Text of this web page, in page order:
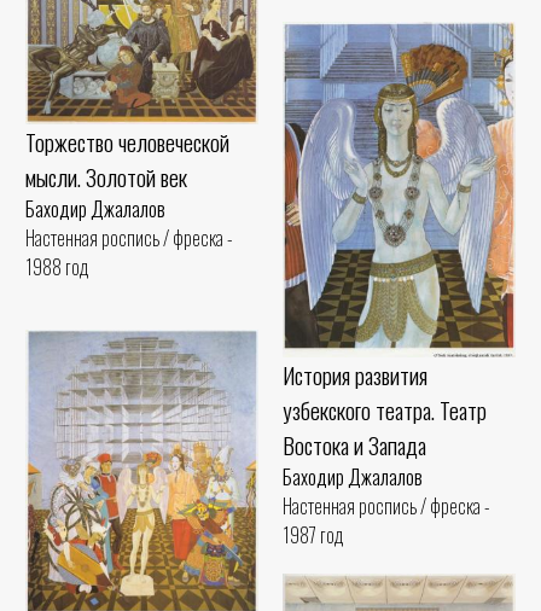
Торжество человеческой
мысли. Золотой век
Баходир Джалалов
Настенная роспись / фреска -
1988 год
История развития
узбекского театра. Театр
Востока и Запада
Баходир Джалалов
Настенная роспись / фреска -
1987 год